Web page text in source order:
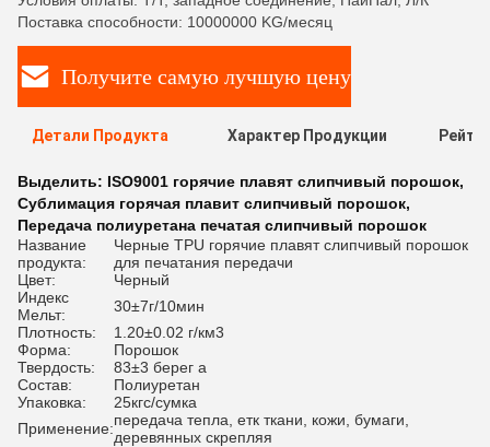
Поставка способности: 10000000 KG/месяц
Получите самую лучшую цену
Детали Продукта Характер Продукции
Выделить: ISO9001 горячие плавят слипчивый порошок,
Сублимация горячая плавит слипчивый порошок,
Передача полиуретана печатая слипчивый порошок
Название
продукта:
Черные TPU горячие плавят слипчивый порошок
для печатания передачи
Цвет:
Черный
Индекс
Мельт:
30±7г/10мин
Плотность:
1.20±0.02 г/км3
Форма:
Порошок
Твердость:
83±3 берег a
Состав:
Полиуретан
Упаковка:
25кгс/сумка
Применение:передача тепла, етк ткани, кожи, бумаги,
деревянных скрепляя